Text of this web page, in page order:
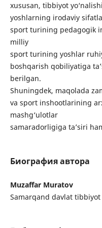
xususan, tibbiyot
yoshlarning irodaviy
sport turining pedagogik
milliy
sport turining yoshlar
boshqarish qobiliyatiga
berilgan.
Shuningdek, maqolada
va sport inshootlarining
mashg‘ulotlar
samaradorligiga ta’siri
Биография автора
Muzaffar Muratov
Samarqand davlat